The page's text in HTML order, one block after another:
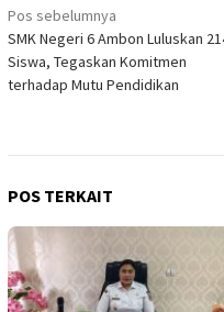
Navigasi
pos
Pos sebelumnya
SMK Negeri 6 Ambon Luluskan
Siswa, Tegaskan Komitmen
terhadap Mutu Pendidikan
POS TERKAIT